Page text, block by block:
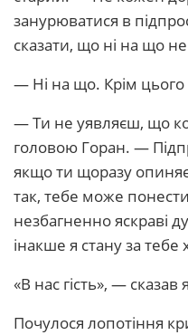
занурюватися в
сказати, що ні на що
— Ні на що. Крім цього
— Ти не уявляєш, що
головою Горан. —
якщо ти щоразу
так, тебе може
незбагненно яскраві
інакше я стану за
«В нас гість», — сказав
Почулося лопотіння